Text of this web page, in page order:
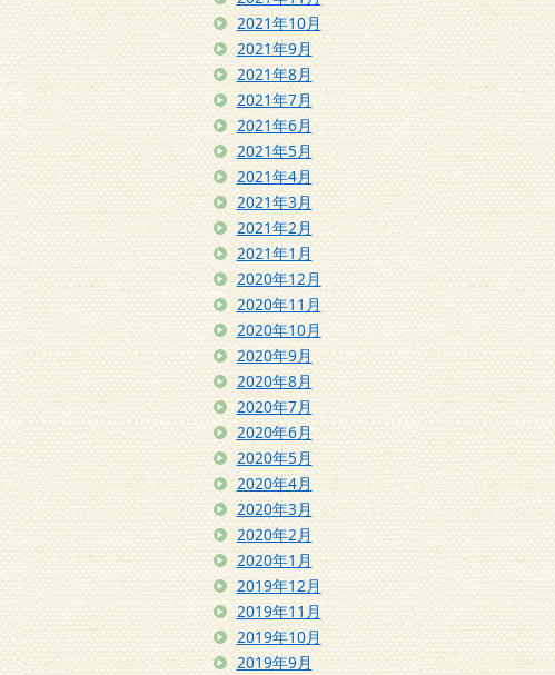
2021年10月
2021年9月
2021年8月
2021年7月
2021年6月
2021年5月
2021年4月
2021年3月
2021年2月
2021年1月
2020年12月
2020年11月
2020年10月
2020年9月
2020年8月
2020年7月
2020年6月
2020年5月
2020年4月
2020年3月
2020年2月
2020年1月
2019年12月
2019年11月
2019年10月
2019年9月